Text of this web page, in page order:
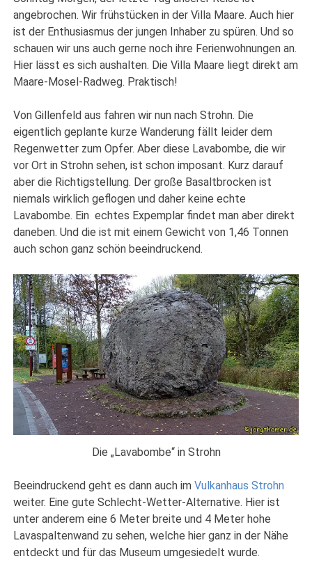
angebrochen. Wir frühstücken in der Villa Maare. Auch hier
ist der Enthusiasmus der jungen Inhaber zu spüren. Und so
schauen wir uns auch gerne noch ihre Ferienwohnungen an.
Hier lässt es sich aushalten. Die Villa Maare liegt direkt am
Maare-Mosel-Radweg. Praktisch!
Von Gillenfeld aus fahren wir nun nach Strohn. Die
eigentlich geplante kurze Wanderung fällt leider dem
Regenwetter zum Opfer. Aber diese Lavabombe, die wir
vor Ort in Strohn sehen, ist schon imposant. Kurz darauf
aber die Richtigstellung. Der große Basaltbrocken ist
niemals wirklich geflogen und daher keine echte
Lavabombe. Ein echtes Expemplar findet man aber direkt
daneben. Und die ist mit einem Gewicht von 1,46 Tonnen
auch schon ganz schön beeindruckend.
Die „Lavabombe“ in Strohn
Beeindruckend geht es dann auch imVulkanhaus Strohn
weiter. Eine gute Schlecht-Wetter-Alternative. Hier ist
unter anderem eine 6 Meter breite und 4 Meter hohe
Lavaspaltenwand zu sehen, welche hier ganz in der Nähe
entdeckt und für das Museum umgesiedelt wurde.